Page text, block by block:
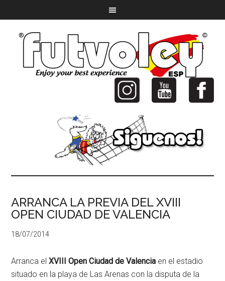
ARRANCA LA PREVIA DEL XVIII
OPEN CIUDAD DE VALENCIA
18/07/2014
Arranca elXVIII Open Ciudad de Valencia en el estadio
situado en la playa de Las Arenas con la disputa de la